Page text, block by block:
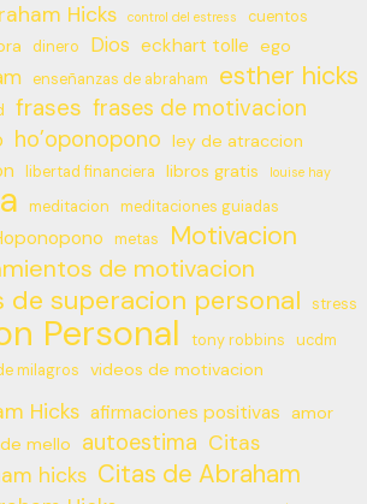
Hicks control del estress cuentos
dinero Dios eckhart tolle ego
enseñanzas de abraham esther hicks
frases frases de motivacion
ho’oponopono ley de atraccion
libertad financiera libros gratis louise hay
meditacion meditaciones guiadas
metas Motivacion
de motivacion
de superacion personal stress
Personal tony robbins
ucdm
milagros
videos de motivacion
Hicks afirmaciones positivas
amor
mello
autoestima Citas
hicks Citas de Abraham